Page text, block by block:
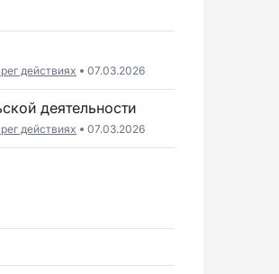
действиях 07.03.2026
деятельности
действиях 07.03.2026